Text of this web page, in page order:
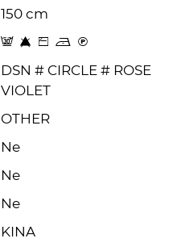
150 cm
4 8 Z o C
DSN # CIRCLE # ROSE
VIOLET
OTHER
Ne
Ne
Ne
KINA